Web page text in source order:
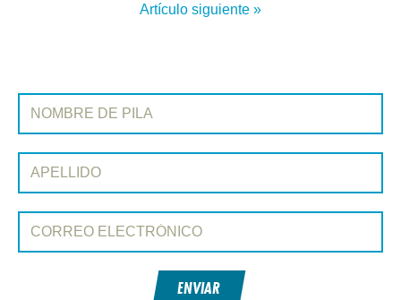
Artículo siguiente »
REGÍSTRATE EN PALABRA Y MUNDO
Nombre de pila:
Apellido:
Correo electrónico:
ENVIAR